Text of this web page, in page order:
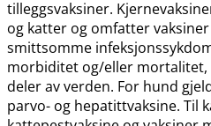
tilleggsvaksiner.
og katter og omfatter
smittsomme
morbiditet og​/​eller mortalitet,
deler av verden. For hund
parvo- og hepatittvaksine. Til